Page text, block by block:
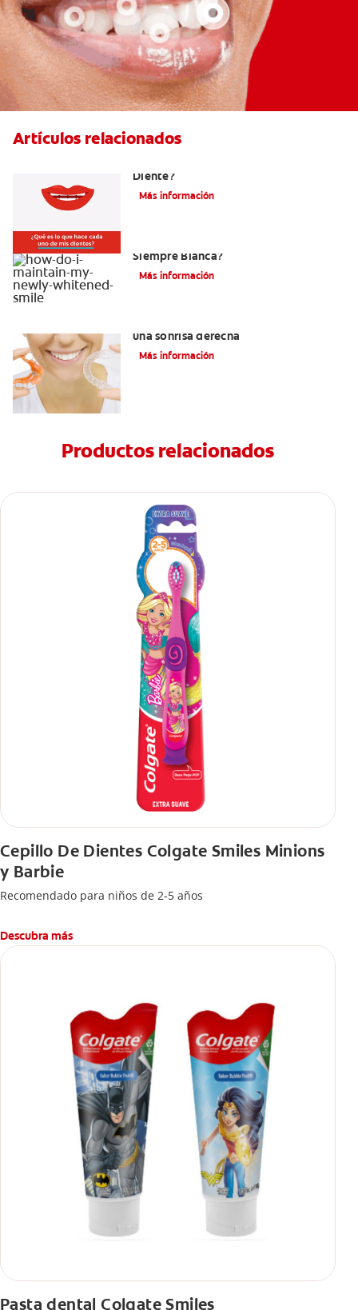
Artículos relacionados
Diente?
Más información
Siempre Blanca?
Más información
una sonrisa derecha
Más información
Productos relacionados
Cepillo De Dientes Colgate Smiles Minions
y Barbie
Recomendado para niños de 2-5 años
Descubra más
Pasta dental Colgate Smiles